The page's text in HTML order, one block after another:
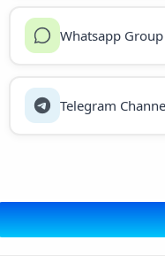
Whatsapp Group
Telegram